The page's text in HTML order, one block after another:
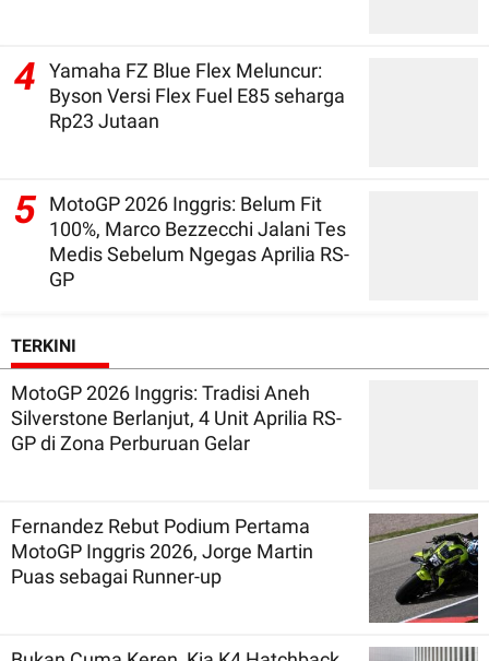
4
Yamaha FZ Blue Flex Meluncur:
Byson Versi Flex Fuel E85 seharga
Rp23 Jutaan
5 MotoGP 2026 Inggris: Belum Fit
100%, Marco Bezzecchi Jalani Tes
Medis Sebelum Ngegas Aprilia RS-
GP
TERKINI
MotoGP 2026 Inggris: Tradisi Aneh
Silverstone Berlanjut, 4 Unit Aprilia RS-
GP di Zona Perburuan Gelar
Fernandez Rebut Podium Pertama
MotoGP Inggris 2026, Jorge Martin
Puas sebagai Runner-up